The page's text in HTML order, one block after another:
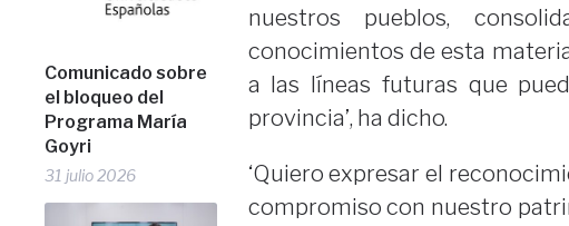
Comunicado sobre
el bloqueo del
Programa María
Goyri
31 julio 2026
nuestros pueblos,
conocimientos de esta
a las líneas futuras que
provincia’, ha dicho.
‘Quiero expresar el
compromiso con nuestro